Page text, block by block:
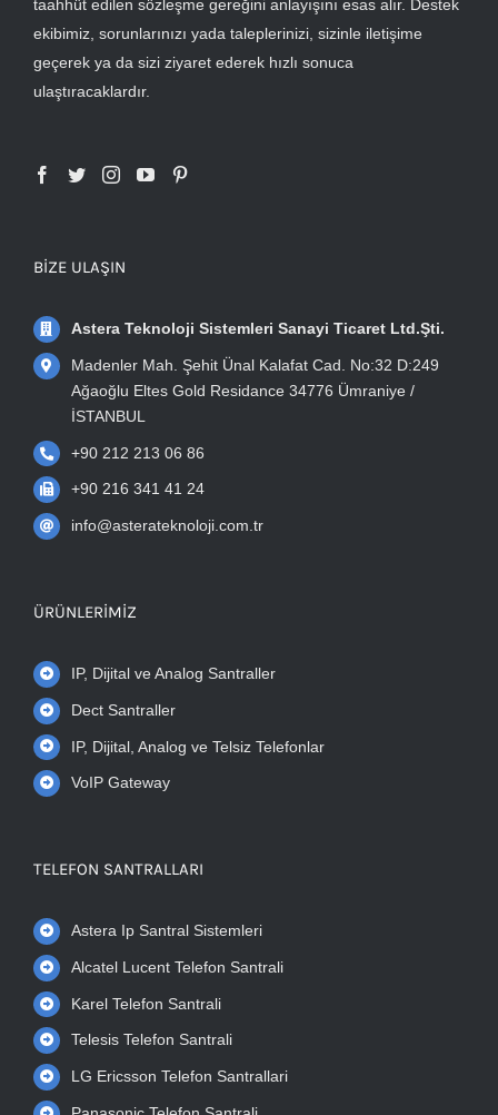
taahhüt edilen sözleşme gereğini anlayışını esas alır. Destek
ekibimiz, sorunlarınızı yada taleplerinizi, sizinle iletişime
geçerek ya da sizi ziyaret ederek hızlı sonuca
ulaştıracaklardır.
BIZE ULAŞIN
Astera Teknoloji Sistemleri Sanayi Ticaret Ltd.Şti.
Madenler Mah. Şehit Ünal Kalafat Cad. No:32 D:249
Ağaoğlu Eltes Gold Residance 34776 Ümraniye /
İSTANBUL
+90 212 213 06 86
+90 216 341 41 24
info@asterateknoloji.com.tr
ÜRÜNLERIMIZ
IP, Dijital ve Analog Santraller
Dect Santraller
IP, Dijital, Analog ve Telsiz Telefonlar
VoIP Gateway
TELEFON SANTRALLARI
Astera Ip Santral Sistemleri
Alcatel Lucent Telefon Santrali
Karel Telefon Santrali
Telesis Telefon Santrali
LG Ericsson Telefon Santrallari